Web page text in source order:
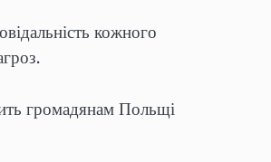
кожного
громадянам Польщі